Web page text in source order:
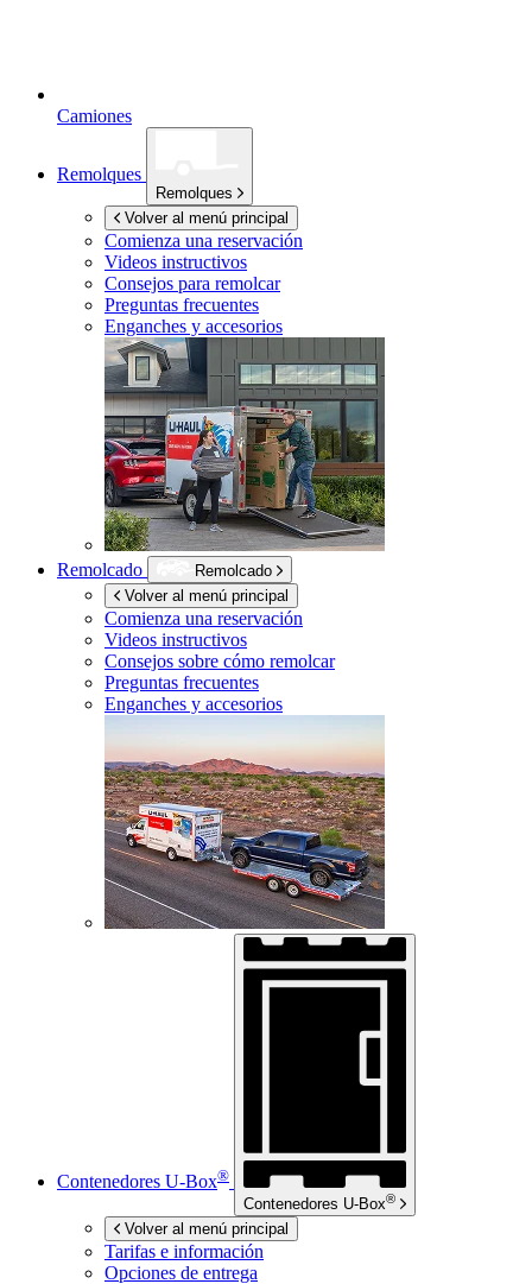
Camiones
Remolques
Remolques
Volver al menú principal
Comienza una reservación
Videos instructivos
Consejos para remolcar
Preguntas frecuentes
Enganches y accesorios
Remolcado
Remolcado
Volver al menú principal
Comienza una reservación
Videos instructivos
Consejos sobre cómo remolcar
Preguntas frecuentes
Enganches y accesorios
Contenedores U-Box®
Contenedores U-Box®
Volver al menú principal
Tarifas e información
Opciones de entrega